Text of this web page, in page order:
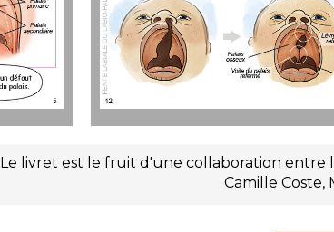
Le livret est le fruit d'une collaboration entre
Camille Coste,